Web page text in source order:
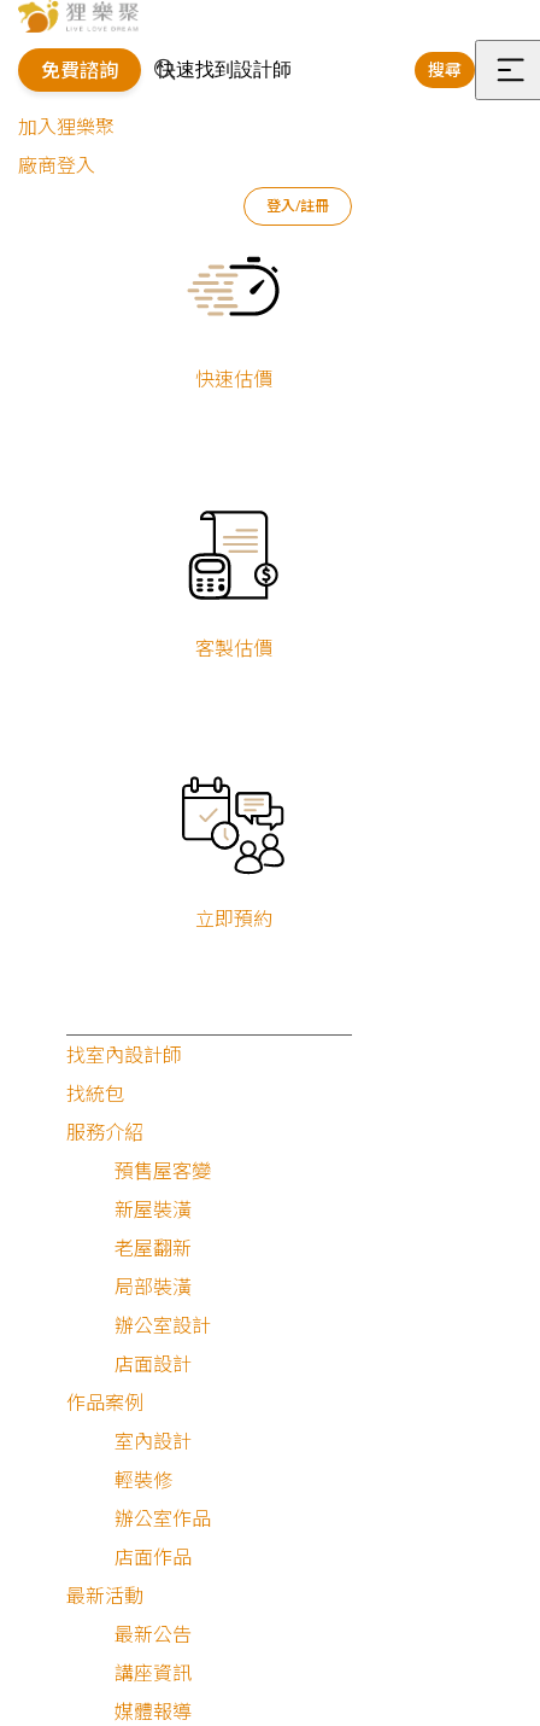
免費諮詢 搜尋
選
加入狸樂聚
廠商登入
登入/註冊
快速估價
客製估價
立即預約
找室內設計師
找統包
服務介紹
預售屋客變
新屋裝潢
老屋翻新
局部裝潢
辦公室設計
店面設計
作品案例
室內設計
輕裝修
辦公室作品
店面作品
最新活動
最新公告
講座資訊
媒體報導
案例文章
Current:
異國風情｜印度拉茶飲料店